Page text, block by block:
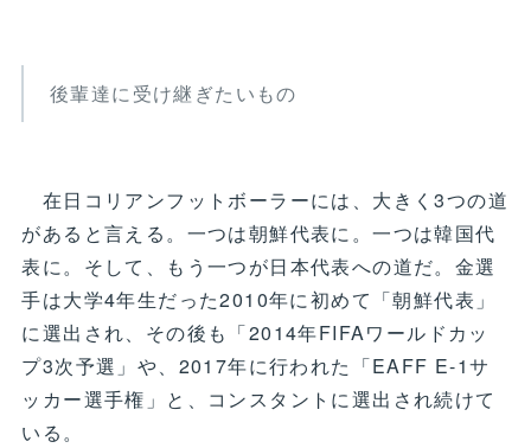
後輩達に受け継ぎたいもの
在日コリアンフットボーラーには、大きく3つの道
があると言える。一つは朝鮮代表に。一つは韓国代
表に。そして、もう一つが日本代表への道だ。金選
手は大学4年生だった2010年に初めて「朝鮮代表」
に選出され、その後も「2014年FIFAワールドカッ
プ3次予選」や、2017年に行われた「EAFF E-1サ
ッカー選手権」と、コンスタントに選出され続けて
いる。